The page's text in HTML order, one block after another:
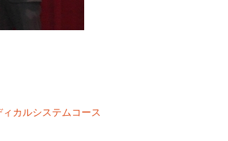
カルシステムコース